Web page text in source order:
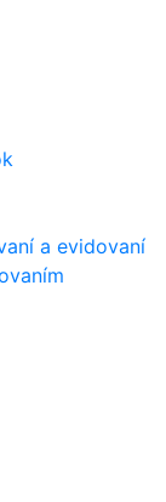
a evidovaní